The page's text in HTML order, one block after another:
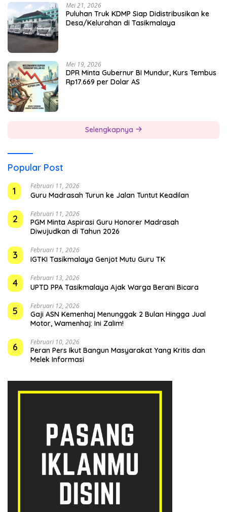
Mei 21, 2026
Puluhan Truk KDMP Siap Didistribusikan ke
Desa/Kelurahan di Tasikmalaya
Mei 19, 2026
DPR Minta Gubernur BI Mundur, Kurs Tembus
Rp17.669 per Dolar AS
Selengkapnya
Popular Post
1
Februari 11, 2026
Guru Madrasah Turun ke Jalan Tuntut Keadilan
2 Februari 11, 2026
PGM Minta Aspirasi Guru Honorer Madrasah
Diwujudkan di Tahun 2026
3 Februari 11, 2026
IGTKI Tasikmalaya Genjot Mutu Guru TK
4 Februari 13, 2026
UPTD PPA Tasikmalaya Ajak Warga Berani Bicara
5 Februari 12, 2026
Gaji ASN Kemenhaj Menunggak 2 Bulan Hingga Jual
Motor, Wamenhaj: Ini Zalim!
6 Februari 10, 2026
Peran Pers Ikut Bangun Masyarakat Yang Kritis dan
Melek Informasi